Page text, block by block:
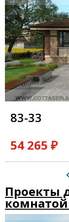
83-33
54 265 ₽
Проекты